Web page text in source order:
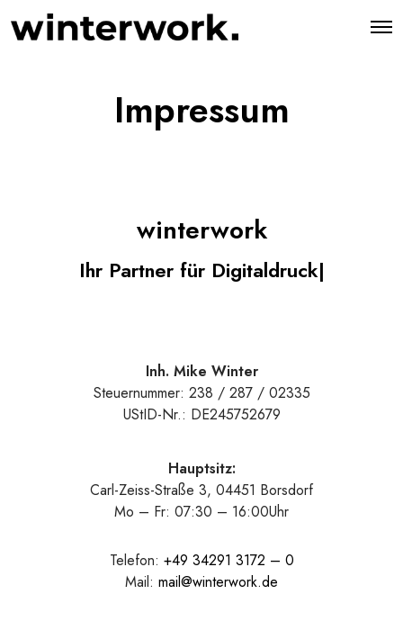
O
Impressum
winterwork
Ihr Partner für Digitaldruc|
Inh. Mike Winter
Steuernummer: 238 / 287 / 02335
UStID-Nr.: DE245752679
Hauptsitz:
Carl-Zeiss-Straße 3, 04451 Borsdorf
Mo – Fr: 07:30 – 16:00Uhr
Telefon: +49 34291 3172 – 0
Mail: mail@winterwork.de